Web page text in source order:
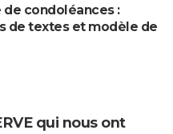
de condoléances :
de textes et modèle de
qui nous ont